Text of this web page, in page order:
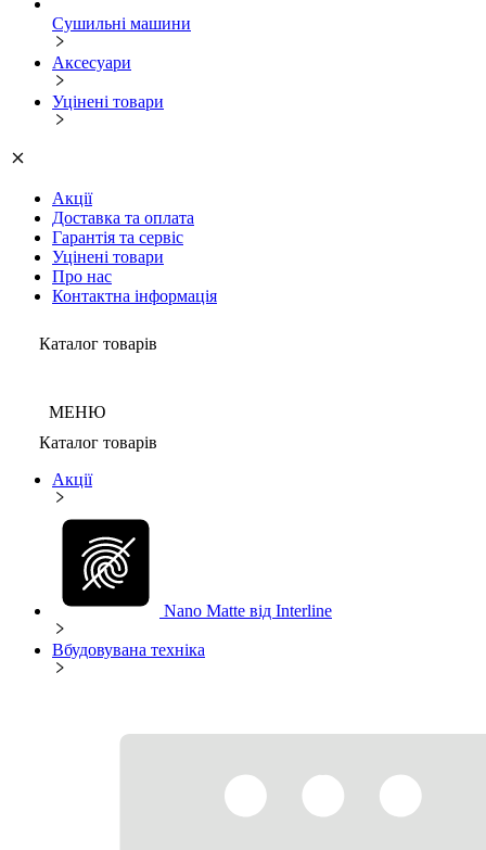
Сушильні машини
Аксесуари
Уцінені товари
Акції
Доставка та оплата
Гарантія та сервіс
Уцінені товари
Про нас
Контактна інформація
Каталог товарів
МЕНЮ
Каталог товарів
Акції
Nano Matte від Interline
Вбудовувана техніка